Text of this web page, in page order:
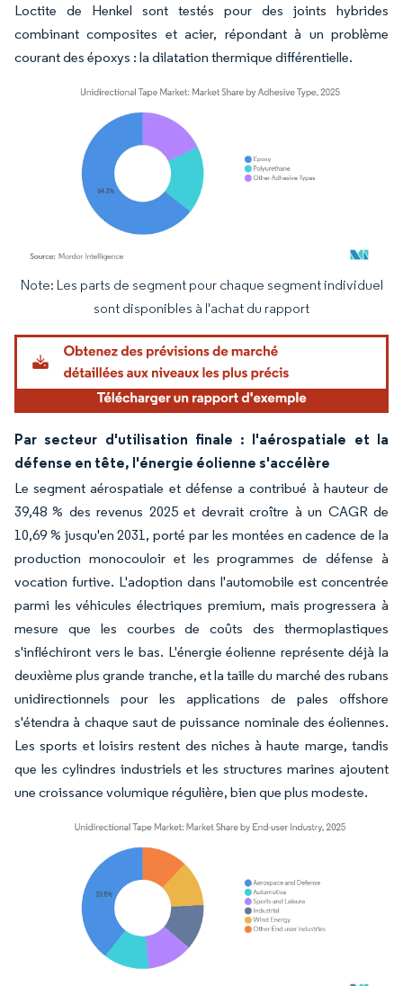
Loctite de Henkel sont testés pour des joints hybrides
combinant composites et acier, répondant à un problème
courant des époxys : la dilatation thermique différentielle.
Image © Mordor Intelligence. La réutilisation nécessite une attribution sous CC BY
Note: Les parts de segment pour chaque segment individuel
sont disponibles à l'achat du rapport
Par secteur d'utilisation finale : l'aérospatiale et la
défense en tête, l'énergie éolienne s'accélère
Le segment aérospatiale et défense a contribué à hauteur de
39,48 % des revenus 2025 et devrait croître à un CAGR de
10,69 % jusqu'en 2031, porté par les montées en cadence de la
production monocouloir et les programmes de défense à
vocation furtive. L'adoption dans l'automobile est concentrée
parmi les véhicules électriques premium, mais progressera à
mesure que les courbes de coûts des thermoplastiques
s'infléchiront vers le bas. L'énergie éolienne représente déjà la
deuxième plus grande tranche, et la taille du marché des rubans
unidirectionnels pour les applications de pales offshore
s'étendra à chaque saut de puissance nominale des éoliennes.
Les sports et loisirs restent des niches à haute marge, tandis
que les cylindres industriels et les structures marines ajoutent
une croissance volumique régulière, bien que plus modeste.